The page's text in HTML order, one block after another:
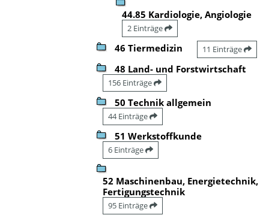
44.85 Kardiologie, Angiologie
2 Einträge
46 Tiermedizin 11 Einträge
48 Land- und Forstwirtschaft
156 Einträge
50 Technik allgemein
44 Einträge
51 Werkstoffkunde
6 Einträge
52 Maschinenbau, Energietechnik,
Fertigungstechnik
95 Einträge